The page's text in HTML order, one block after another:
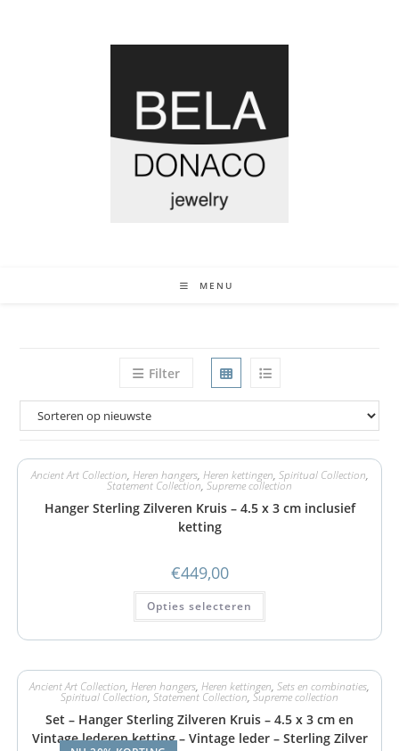
MENU
Filter
Ancient Art Collection, Heren hangers, Heren kettingen, Spiritual Collection,
Statement Collection, Supreme collection
Hanger Sterling Zilveren Kruis – 4.5 x 3 cm inclusief
ketting
€449,00
Opties selecteren
Ancient Art Collection, Heren hangers, Heren kettingen, Sets en combinaties,
Spiritual Collection, Statement Collection, Supreme collection
Set – Hanger Sterling Zilveren Kruis – 4.5 x 3 cm en
Vintage lederen ketting – Vintage leder – Sterling Zilver